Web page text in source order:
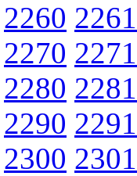
2260 2261
2270 2271
2280 2281
2290 2291
2300 2301